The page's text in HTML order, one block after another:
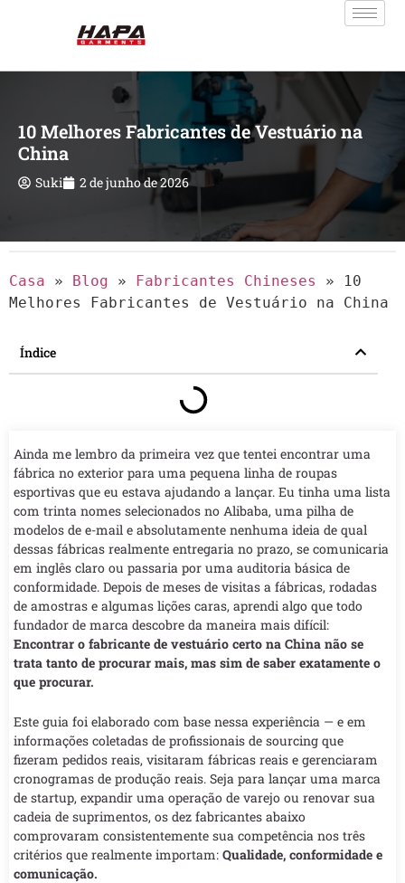
10 Melhores Fabricantes de Vestuário na
China
Suki 2 de junho de 2026
Casa » Blog » Fabricantes Chineses »
10
Melhores Fabricantes de Vestuário na China
Índice
Ainda me lembro da primeira vez que tentei encontrar uma
fábrica no exterior para uma pequena linha de roupas
esportivas que eu estava ajudando a lançar. Eu tinha uma lista
com trinta nomes selecionados no Alibaba, uma pilha de
modelos de e-mail e absolutamente nenhuma ideia de qual
dessas fábricas realmente entregaria no prazo, se comunicaria
em inglês claro ou passaria por uma auditoria básica de
conformidade. Depois de meses de visitas a fábricas, rodadas
de amostras e algumas lições caras, aprendi algo que todo
fundador de marca descobre da maneira mais difícil:
Encontrar o fabricante de vestuário certo na China não se
trata tanto de procurar mais, mas sim de saber exatamente o
que procurar.
Este guia foi elaborado com base nessa experiência — e em
informações coletadas de profissionais de sourcing que
fizeram pedidos reais, visitaram fábricas reais e gerenciaram
cronogramas de produção reais. Seja para lançar uma marca
de startup, expandir uma operação de varejo ou renovar sua
cadeia de suprimentos, os dez fabricantes abaixo
comprovaram consistentemente sua competência nos três
critérios que realmente importam: Qualidade, conformidade e
comunicação.